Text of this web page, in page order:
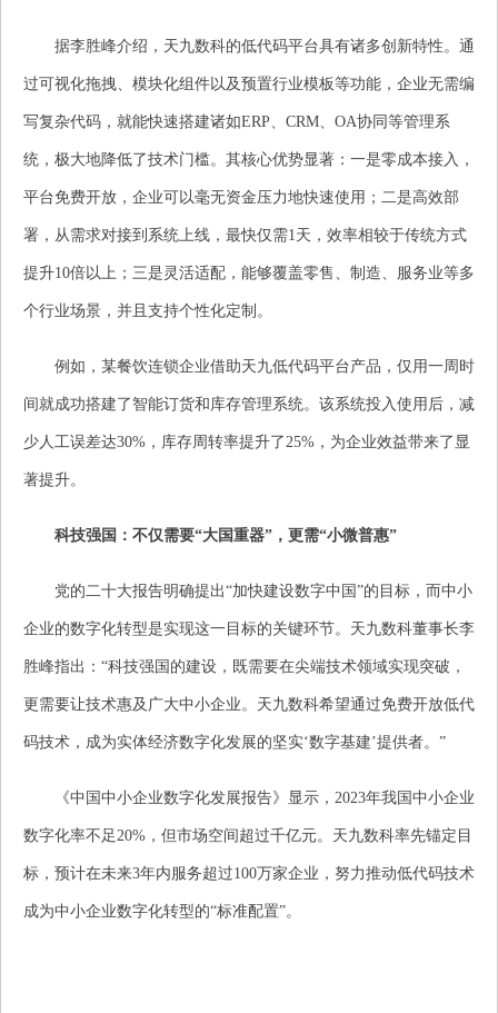
据李胜峰介绍，天九数科的低代码平台具有诸多创新特性。通
过可视化拖拽、模块化组件以及预置行业模板等功能，企业无需编
写复杂代码，就能快速搭建诸如ERP、CRM、OA协同等管理系
统，极大地降低了技术门槛。其核心优势显著：一是零成本接入，
平台免费开放，企业可以毫无资金压力地快速使用；二是高效部
署，从需求对接到系统上线，最快仅需1天，效率相较于传统方式
提升10倍以上；三是灵活适配，能够覆盖零售、制造、服务业等多
个行业场景，并且支持个性化定制。
例如，某餐饮连锁企业借助天九低代码平台产品，仅用一周时
间就成功搭建了智能订货和库存管理系统。该系统投入使用后，减
少人工误差达30%，库存周转率提升了25%，为企业效益带来了显
著提升。
科技强国：不仅需要“大国重器”，更需“小微普惠”
党的二十大报告明确提出“加快建设数字中国”的目标，而中小
企业的数字化转型是实现这一目标的关键环节。天九数科董事长李
胜峰指出：“科技强国的建设，既需要在尖端技术领域实现突破，
更需要让技术惠及广大中小企业。天九数科希望通过免费开放低代
码技术，成为实体经济数字化发展的坚实‘数字基建’提供者。”
《中国中小企业数字化发展报告》显示，2023年我国中小企业
数字化率不足20%，但市场空间超过千亿元。天九数科率先锚定目
标，预计在未来3年内服务超过100万家企业，努力推动低代码技术
成为中小企业数字化转型的“标准配置”。